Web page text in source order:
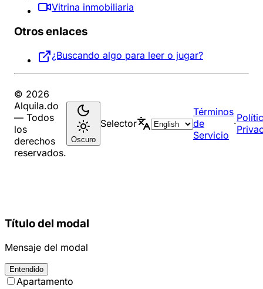
Vitrina inmobiliaria
Otros enlaces
¿Buscando algo para leer o jugar?
© 2026
Alquila.do
— Todos
los
derechos
reservados.
Oscuro
Selector
Términos
de
Servicio
·
Título del modal
Mensaje del modal
Entendido
Apartamento